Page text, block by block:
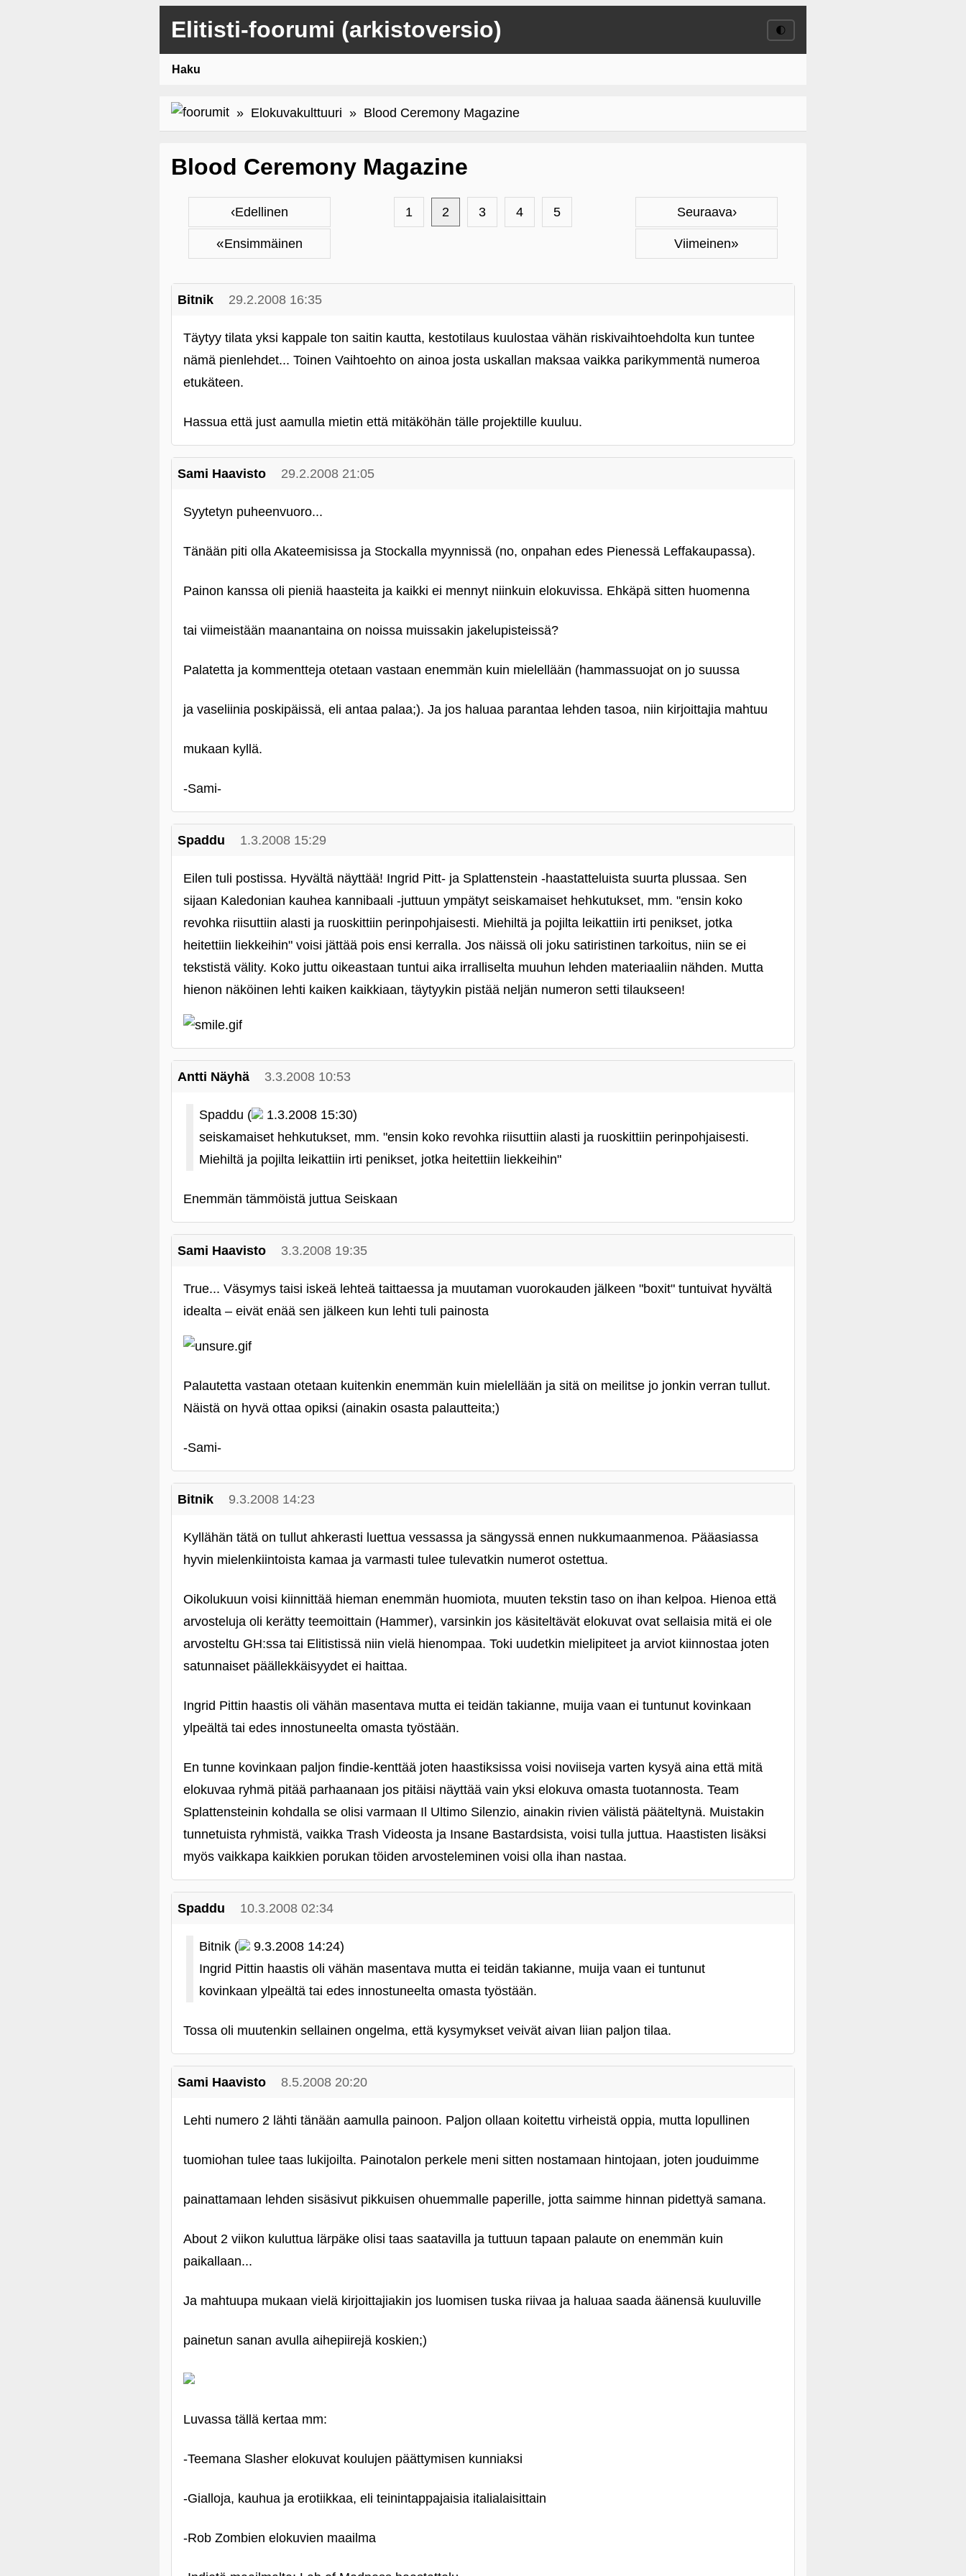
Elitisti-foorumi (arkistoversio) 🌓
Haku
» Elokuvakulttuuri » Blood Ceremony Magazine
Blood Ceremony Magazine
‹Edellinen
«Ensimmäinen
Seuraava›
Viimeinen»
1 2 3 4 5
Bitnik 29.2.2008 16:35
Täytyy tilata yksi kappale ton saitin kautta, kestotilaus kuulostaa vähän riskivaihtoehdolta kun tuntee
nämä pienlehdet... Toinen Vaihtoehto on ainoa josta uskallan maksaa vaikka parikymmentä numeroa
etukäteen.
Hassua että just aamulla mietin että mitäköhän tälle projektille kuuluu.
Sami Haavisto 29.2.2008 21:05
Syytetyn puheenvuoro...
Tänään piti olla Akateemisissa ja Stockalla myynnissä (no, onpahan edes Pienessä Leffakaupassa).
Painon kanssa oli pieniä haasteita ja kaikki ei mennyt niinkuin elokuvissa. Ehkäpä sitten huomenna
tai viimeistään maanantaina on noissa muissakin jakelupisteissä?
Palatetta ja kommentteja otetaan vastaan enemmän kuin mielellään (hammassuojat on jo suussa
ja vaseliinia poskipäissä, eli antaa palaa;). Ja jos haluaa parantaa lehden tasoa, niin kirjoittajia mahtuu
mukaan kyllä.
‑Sami-
Spaddu 1.3.2008 15:29
Eilen tuli postissa. Hyvältä näyttää! Ingrid Pitt- ja Splattenstein ‑haastatteluista suurta plussaa. Sen
sijaan Kaledonian kauhea kannibaali ‑juttuun ympätyt seiskamaiset hehkutukset, mm. "ensin koko
revohka riisuttiin alasti ja ruoskittiin perinpohjaisesti. Miehiltä ja pojilta leikattiin irti penikset, jotka
heitettiin liekkeihin" voisi jättää pois ensi kerralla. Jos näissä oli joku satiristinen tarkoitus, niin se ei
tekstistä välity. Koko juttu oikeastaan tuntui aika irralliselta muuhun lehden materiaaliin nähden. Mutta
hienon näköinen lehti kaiken kaikkiaan, täytyykin pistää neljän numeron setti tilaukseen!
Antti Näyhä 3.3.2008 10:53
Spaddu (
1.3.2008 15:30)
seiskamaiset hehkutukset, mm. "ensin koko revohka riisuttiin alasti ja ruoskittiin perinpohjaisesti.
Miehiltä ja pojilta leikattiin irti penikset, jotka heitettiin liekkeihin"
Enemmän tämmöistä juttua Seiskaan
Sami Haavisto 3.3.2008 19:35
True... Väsymys taisi iskeä lehteä taittaessa ja muutaman vuorokauden jälkeen "boxit" tuntuivat hyvältä
idealta – eivät enää sen jälkeen kun lehti tuli painosta
Palautetta vastaan otetaan kuitenkin enemmän kuin mielellään ja sitä on meilitse jo jonkin verran tullut.
Näistä on hyvä ottaa opiksi (ainakin osasta palautteita;)
‑Sami-
Bitnik 9.3.2008 14:23
Kyllähän tätä on tullut ahkerasti luettua vessassa ja sängyssä ennen nukkumaanmenoa. Pääasiassa
hyvin mielenkiintoista kamaa ja varmasti tulee tulevatkin numerot ostettua.
Oikolukuun voisi kiinnittää hieman enemmän huomiota, muuten tekstin taso on ihan kelpoa. Hienoa että
arvosteluja oli kerätty teemoittain (Hammer), varsinkin jos käsiteltävät elokuvat ovat sellaisia mitä ei ole
arvosteltu GH:ssa tai Elitistissä niin vielä hienompaa. Toki uudetkin mielipiteet ja arviot kiinnostaa joten
satunnaiset päällekkäisyydet ei haittaa.
Ingrid Pittin haastis oli vähän masentava mutta ei teidän takianne, muija vaan ei tuntunut kovinkaan
ylpeältä tai edes innostuneelta omasta työstään.
En tunne kovinkaan paljon findie-kenttää joten haastiksissa voisi noviiseja varten kysyä aina että mitä
elokuvaa ryhmä pitää parhaanaan jos pitäisi näyttää vain yksi elokuva omasta tuotannosta. Team
Splattensteinin kohdalla se olisi varmaan Il Ultimo Silenzio, ainakin rivien välistä pääteltynä. Muistakin
tunnetuista ryhmistä, vaikka Trash Videosta ja Insane Bastardsista, voisi tulla juttua. Haastisten lisäksi
myös vaikkapa kaikkien porukan töiden arvosteleminen voisi olla ihan nastaa.
Spaddu 10.3.2008 02:34
Bitnik (
9.3.2008 14:24)
Ingrid Pittin haastis oli vähän masentava mutta ei teidän takianne, muija vaan ei tuntunut
kovinkaan ylpeältä tai edes innostuneelta omasta työstään.
Tossa oli muutenkin sellainen ongelma, että kysymykset veivät aivan liian paljon tilaa.
Sami Haavisto 8.5.2008 20:20
Lehti numero 2 lähti tänään aamulla painoon. Paljon ollaan koitettu virheistä oppia, mutta lopullinen
tuomiohan tulee taas lukijoilta. Painotalon perkele meni sitten nostamaan hintojaan, joten jouduimme
painattamaan lehden sisäsivut pikkuisen ohuemmalle paperille, jotta saimme hinnan pidettyä samana.
About 2 viikon kuluttua lärpäke olisi taas saatavilla ja tuttuun tapaan palaute on enemmän kuin
paikallaan...
Ja mahtuupa mukaan vielä kirjoittajiakin jos luomisen tuska riivaa ja haluaa saada äänensä kuuluville
painetun sanan avulla aihepiirejä koskien;)
Luvassa tällä kertaa mm:
‑Teemana Slasher elokuvat koulujen päättymisen kunniaksi
‑Gialloja, kauhua ja erotiikkaa, eli teinintappajaisia italialaisittain
‑Rob Zombien elokuvien maailma